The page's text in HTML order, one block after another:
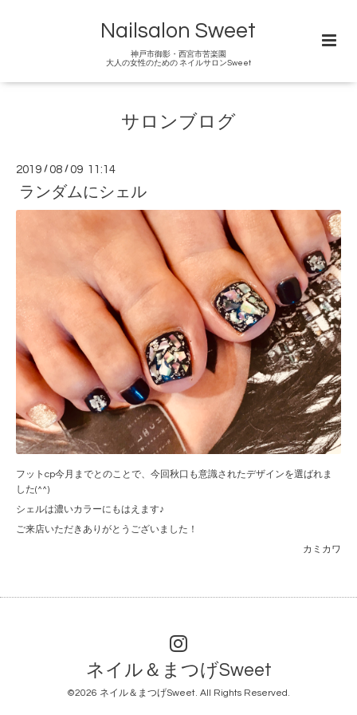
Nailsalon Sweet
神戸市御影・西宮市苦楽園
大人の女性のための ネイルサロンSweet
サロンブログ
2019 /08 /09 11:14
ランダムにシェル
フットcp今月までとのことで、今回秋口も意識されたデザインを選ばれま
した(^^)
シェルは濃いカラーにもはえます♪
ご来店いただきありがとうございました！
カミカワ
ネイル＆まつげSweet
©2026 ネイル＆まつげSweet. All Rights Reserved.